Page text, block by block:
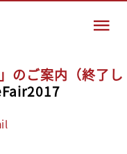
のご案内（終了し